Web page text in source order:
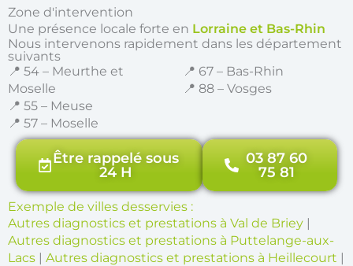
Zone d'intervention
Une présence locale forte en Lorraine et Bas-Rhin
Nous intervenons rapidement dans les département
suivants
📍 54 – Meurthe et
Moselle
📍 55 – Meuse
📍 57 – Moselle
📍 67 – Bas-Rhin
📍 88 – Vosges
Être rappelé sous
24 H
03 87 60
75 81
Exemple de villes desservies :
Autres diagnostics et prestations à Val de Briey |
Autres diagnostics et prestations à Puttelange-aux-
Lacs | Autres diagnostics et prestations à Heillecourt |